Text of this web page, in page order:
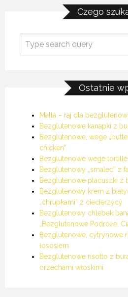
MALTA – RAJ DLA
6 MARCA 2022
MALTA – RAJ DLA
6 MARCA 2022
MALTA – RAJ DLA
6 MARCA 2022
Czego
Ostatnie
Malta – raj dla
Bezglutenowe kanapki z
Bezglutenowe, wege
chicken”
Bezglutenowe wege
Bezglutenowy „smalec” z
Bezglutenowe placuszki z
Bezglutenowy krem z
„chrupkami” z ciecierzycy
Bezglutenowy chlebek
„Bezglutenowe Podróże.
Bezglutenowe, cytrynowe
łososiem
Bezglutenowe risotto z
orzechami włoskimi